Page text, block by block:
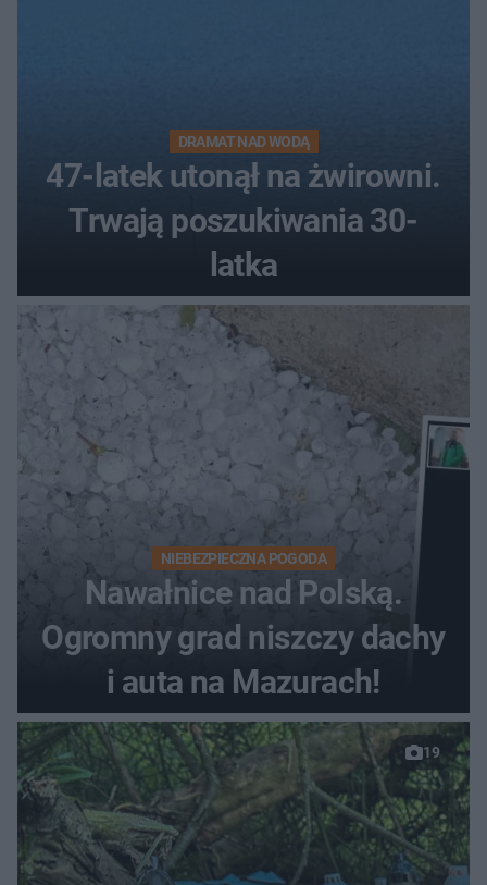
DRAMAT NAD WODĄ
47-latek utonął na żwirowni.
Trwają poszukiwania 30-
latka
NIEBEZPIECZNA POGODA
Nawałnice nad Polską.
Ogromny grad niszczy dachy
i auta na Mazurach!
19